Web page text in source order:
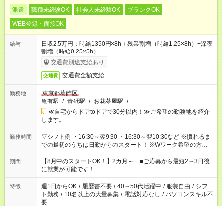
派遣 職種未経験OK 社会人未経験OK
ブランクOK
WEB登録・面接OK
給与
日収2.5万円：時給1350円×8h＋残業割増（時給1.25×8h）+深夜
割増（時給0.25×5h）
交通費別途支給あり
交通費 交通費全額支給
勤務地
東京都葛飾区
亀有駅 / 青砥駅 / お花茶屋駅 / …
≪自宅からドアtoドアで30分以内！≫ご希望の勤務地を紹介
します。
勤務時間
▽シフト例 ・16:30～翌9:30 ・16:30～翌10:30など ※慣れるま
での最初のうちは日勤からのスタート！ ※Wワーク希望の方へ
複数就業の場合は、合計40時間以内。
期間
【8月中のスタートOK！】2カ月～ ■ご応募から最短2～3日後
に就業が可能です！
特徴 週1日からOK / 履歴書不要 / 40～50代活躍中 / 服装自由 / シフ
ト勤務 / 10名以上の大量募集 / 電話対応なし / パソコンスキル不
要